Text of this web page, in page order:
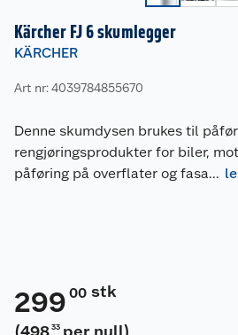
Kärcher FJ 6 skumlegger
KÄRCHER
Art nr: 4039784855670
Denne skumdysen brukes til
rengjøringsprodukter for biler,
påføring på overflater og fasa...
299 00 stk
(498 33 per null)